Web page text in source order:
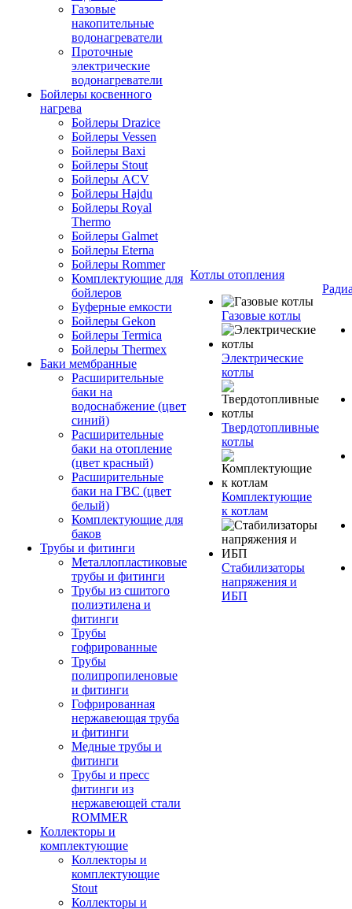
Газовые
накопительные
водонагреватели
Проточные
электрические
водонагреватели
Бойлеры косвенного
нагрева
Бойлеры Drazice
Бойлеры Vessen
Бойлеры Baxi
Бойлеры Stout
Бойлеры ACV
Бойлеры Hajdu
Бойлеры Royal
Thermo
Бойлеры Galmet
Бойлеры Eterna
Бойлеры Rommer
Комплектующие для
бойлеров
Буферные емкости
Бойлеры Gekon
Бойлеры Termica
Бойлеры Thermex
Баки мембранные
Расширительные
баки на
водоснабжение (цвет
синий)
Расширительные
баки на отопление
(цвет красный)
Расширительные
баки на ГВС (цвет
белый)
Комплектующие для
баков
Трубы и фитинги
Металлопластиковые
трубы и фитинги
Трубы из сшитого
полиэтилена и
фитинги
Трубы
гофрированные
Трубы
полипропиленовые
и фитинги
Гофрированная
нержавеющая труба
и фитинги
Медные трубы и
фитинги
Трубы и пресс
фитинги из
нержавеющей стали
ROMMER
Коллекторы и
комплектующие
Коллекторы и
комплектующие
Stout
Коллекторы и
Котлы отопления
Газовые котлы
Электрические
котлы
Твердотопливные
котлы
Комплектующие
к котлам
Стабилизаторы
напряжения и
ИБП